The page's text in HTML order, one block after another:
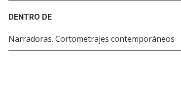
DENTRO DE
Narradoras. Cortometrajes contemporáneos